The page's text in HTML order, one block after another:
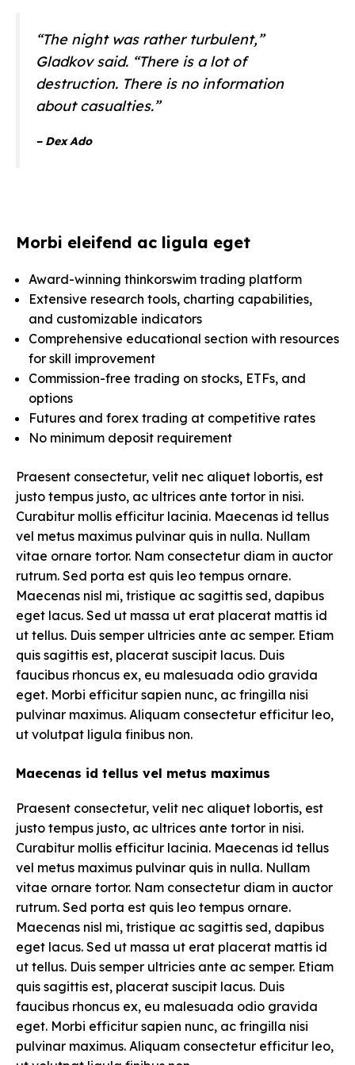
“The night was rather turbulent,”
Gladkov said. “There is a lot of
destruction. There is no information
about casualties.”
– Dex Ado
Morbi eleifend ac ligula eget
Award-winning thinkorswim trading platform
Extensive research tools, charting capabilities,
and customizable indicators
Comprehensive educational section with resources
for skill improvement
Commission-free trading on stocks, ETFs, and
options
Futures and forex trading at competitive rates
No minimum deposit requirement
Praesent consectetur, velit nec aliquet lobortis, est
justo tempus justo, ac ultrices ante tortor in nisi.
Curabitur mollis efficitur lacinia. Maecenas id tellus
vel metus maximus pulvinar quis in nulla. Nullam
vitae ornare tortor. Nam consectetur diam in auctor
rutrum. Sed porta est quis leo tempus ornare.
Maecenas nisl mi, tristique ac sagittis sed, dapibus
eget lacus. Sed ut massa ut erat placerat mattis id
ut tellus. Duis semper ultricies ante ac semper. Etiam
quis sagittis est, placerat suscipit lacus. Duis
faucibus rhoncus ex, eu malesuada odio gravida
eget. Morbi efficitur sapien nunc, ac fringilla nisi
pulvinar maximus. Aliquam consectetur efficitur leo,
ut volutpat ligula finibus non.
Maecenas id tellus vel metus maximus
Praesent consectetur, velit nec aliquet lobortis, est
justo tempus justo, ac ultrices ante tortor in nisi.
Curabitur mollis efficitur lacinia. Maecenas id tellus
vel metus maximus pulvinar quis in nulla. Nullam
vitae ornare tortor. Nam consectetur diam in auctor
rutrum. Sed porta est quis leo tempus ornare.
Maecenas nisl mi, tristique ac sagittis sed, dapibus
eget lacus. Sed ut massa ut erat placerat mattis id
ut tellus. Duis semper ultricies ante ac semper. Etiam
quis sagittis est, placerat suscipit lacus. Duis
faucibus rhoncus ex, eu malesuada odio gravida
eget. Morbi efficitur sapien nunc, ac fringilla nisi
pulvinar maximus. Aliquam consectetur efficitur leo,